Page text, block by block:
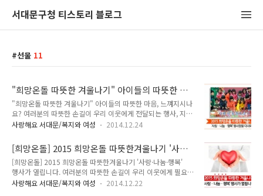
서대문구청 티스토리 블로그
선물 11
"희망온돌 따뜻한 겨울나기" 아이들의 따뜻한 마
음, 느껴지시나요?
"희망온돌 따뜻한 겨울나기" 아이들의 따뜻한 마음, 느껴지시나
요? 여러분의 따뜻한 손길이 우리 이웃에게 전달되는 행사, 지기
가 몇일전 소개해드린 마음 따뜻한 행사가 있습니다. 바로 2015
이동합니다^^) [희망온돌] 2015 희망온돌 따뜻한겨울나기 '사
랑·나눔·행복' 행사 12월 23일에 서대문구청에서 열린 사랑과
나눔이 있고 행복한 행사! 지기가 이런 좋은 행사에 빠질 수 없겠
죠? 발빠르게 현장에 다녀왔습니다! "고사리손으로 모아모아 이
웃사랑 행복저금통" 모으기 현장 아이들의 고마운 마음에 감사
사랑해요 서대문/복지와 여성 2014.12.24
[희망온돌] 2015 희망온돌 따뜻한겨울나기 '사랑·
나눔·행복' 행사
[희망온돌] 2015 희망온돌 따뜻한겨울나기 '사랑·나눔·행복'
행사가 열립니다. 여러분의 따뜻한 손길이 우리 이웃에게 필요한
이 겨울, 추위속에서 경제적 어려움과 질병 등으로 고통받는 분
사랑해요 서대문/복지와 여성 2014.12.22